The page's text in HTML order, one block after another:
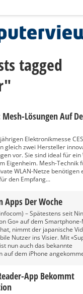
tagged
Lösungen Auf
Elektronikmesse
gleich zwei Hersteller
vor. Sie sind ideal für ein
Eigenheim. Mesh-Technik
WLAN-Netze benötigen
den Empfang...
Apps Der Woche
– Spätestens seit
Go» auf dem
nimmt der japanische
Nutzer ins Visier. Mit
nun auch das bekannte
auf dem iPhone
App Bekommt